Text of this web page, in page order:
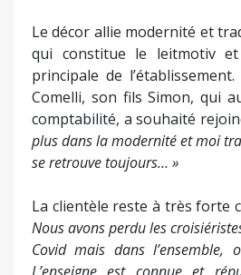
Le décor allie modernité et
qui constitue le leitmotiv
principale de
Comelli, son fils Simon, qui
comptabilité, a souhaité
plus dans la modernité et moi
se retrouve toujours… »
La clientèle reste à très forte
Nous avons perdu les
Covid mais dans